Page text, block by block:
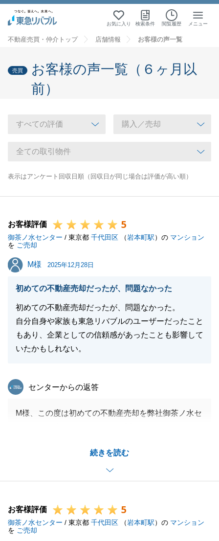
お気に入り 検索条件 閲覧履歴 メニュー
不動産売買・仲介トップ 店舗情報 お客様の声一覧
売買
お客様の声一覧（６ヶ月以
前）
表示はアンケート回収日順（回収日が同じ場合は評価が高い順）
お客様評価 5
御茶ノ水センター / 東京都 千代田区 （岩本町駅）の マンション
を ご売却
M様
M様 2025年12月28日
初めての不動産売却だったが、問題なかった
初めての不動産売却だったが、問題なかった。
自分自身や家族も東急リバブルのユーザーだったこと
もあり、企業としての信頼感があったことも影響して
いたかもしれない。
続きを読む
東急リバブル
センターからの返答
M様、この度は初めての不動産売却を弊社御茶ノ水セ
担当としてはもちろんのこと、会社としても末永くお
付き合いができればと思っております。
今後とも何卒よろしくお願いいたします。
閉じる
お客様評価 5
御茶ノ水センター / 東京都 千代田区 （岩本町駅）の マンション
を ご売却